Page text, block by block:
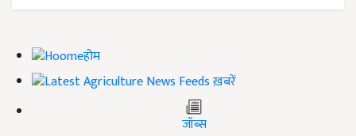
होम
ख़बरें
जॉब्स